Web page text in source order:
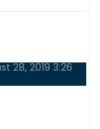
28, 2019 3:26